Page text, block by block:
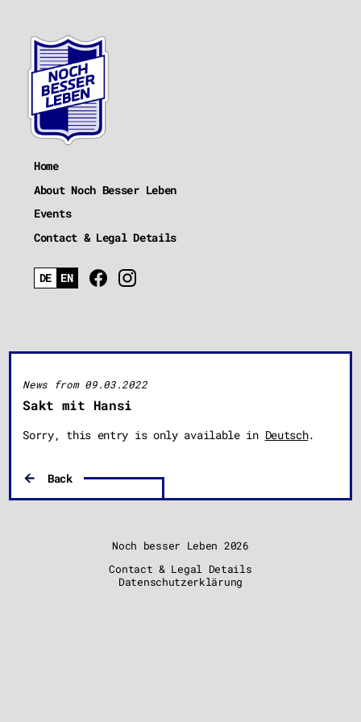
Home
About Noch Besser Leben
Events
Contact & Legal Details
News from 09.03.2022
Sakt mit Hansi
Sorry, this entry is only available in Deutsch.
Back
Noch besser Leben 2026
Contact & Legal Details
Datenschutzerklärung